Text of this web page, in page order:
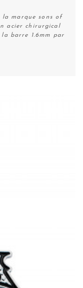
la marque sons of
acier chirurgical
barre 1.6mm par